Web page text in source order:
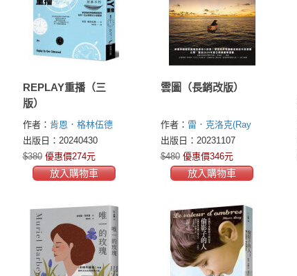
REPLAY重播（三
版）
作者： 肯恩．格林伍德
(Ken Grimwood)
出版日：20240430
$380 優惠價274元
放入購物車
雲圖（長銷改版）
作者： 雷．克洛克(Ray
Kroc)羅伯特．安德森
(Robert Anderson)
出版日：20231107
$480 優惠價346元
放入購物車